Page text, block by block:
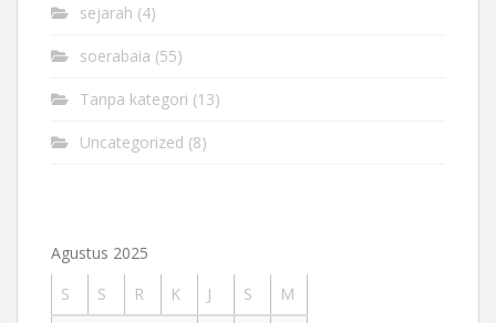
sejarah (4)
soerabaia (55)
Tanpa kategori (13)
Uncategorized (8)
Agustus 2025
S
S R K J S
M